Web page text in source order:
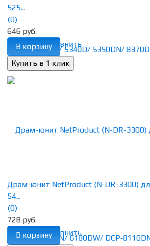
избранное сравнить
525...
(0)
646 руб.
В корзину
избранное сравнить
Драм-юнит NetProduct (N-DR-3300)
54...
(0)
728 руб.
В корзину